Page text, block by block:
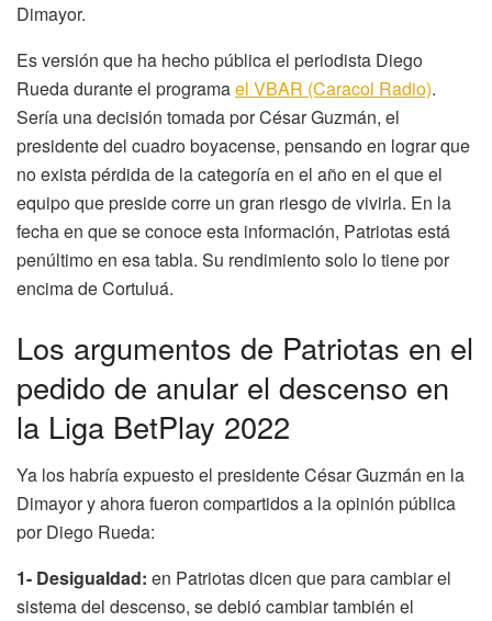
Dimayor.
Es versión que ha hecho pública el periodista Diego
Rueda durante el programael VBAR (Caracol Radio).
Sería una decisión tomada por César Guzmán, el
presidente del cuadro boyacense, pensando en lograr que
no exista pérdida de la categoría en el año en el que el
equipo que preside corre un gran riesgo de vivirla. En la
fecha en que se conoce esta información, Patriotas está
penúltimo en esa tabla. Su rendimiento solo lo tiene por
encima de Cortuluá.
Los argumentos de Patriotas en el
pedido de anular el descenso en
la Liga BetPlay 2022
Ya los habría expuesto el presidente César Guzmán en la
Dimayor y ahora fueron compartidos a la opinión pública
por Diego Rueda:
1- Desigualdad: en Patriotas dicen que para cambiar el
sistema del descenso, se debió cambiar también el